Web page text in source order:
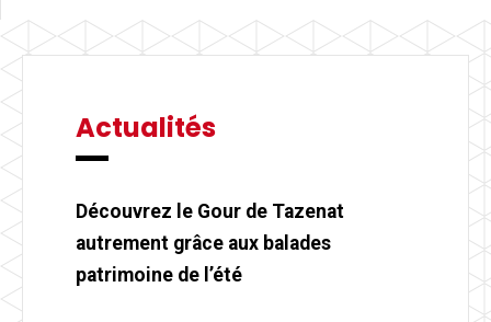
Actualités
Découvrez le Gour de Tazenat
autrement grâce aux balades
patrimoine de l’été